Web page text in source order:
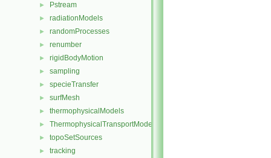
► Pstream
► radiationModels
► randomProcesses
► renumber
► rigidBodyMotion
► sampling
► specieTransfer
► surfMesh
► thermophysicalModels
► ThermophysicalTransportModels
► topoSetSources
► tracking